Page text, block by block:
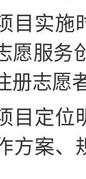
目实施
愿服务
册志愿
目定位
方案、